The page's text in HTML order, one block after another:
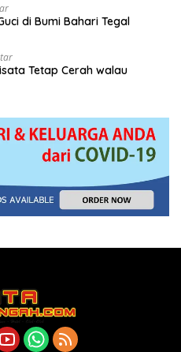
di Bumi Bahari Tegal
Tetap Cerah walau